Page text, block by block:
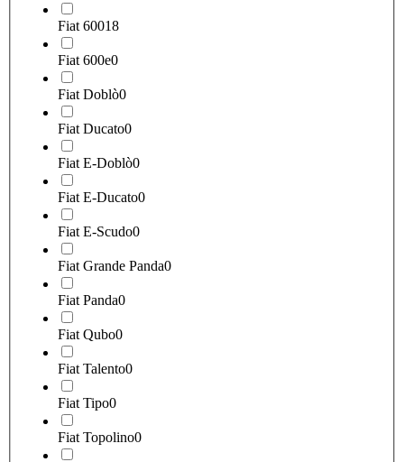
Fiat 60018
Fiat 600e0
Fiat Doblò0
Fiat Ducato0
Fiat E-Doblò0
Fiat E-Ducato0
Fiat E-Scudo0
Fiat Grande Panda0
Fiat Panda0
Fiat Qubo0
Fiat Talento0
Fiat Tipo0
Fiat Topolino0